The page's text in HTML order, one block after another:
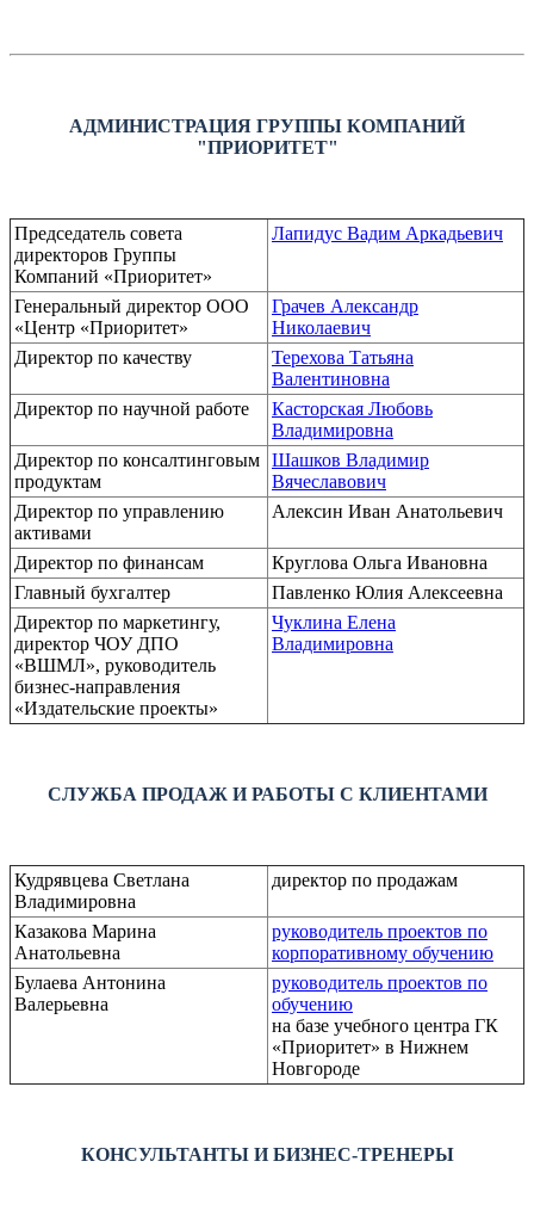
АДМИНИСТРАЦИЯ ГРУППЫ КОМПАНИЙ
"ПРИОРИТЕТ"
Председатель совета
директоров Группы
Компаний «Приоритет»
Лапидус Вадим Аркадьевич
Генеральный директор ООО
«Центр «Приоритет»
Грачев Александр
Николаевич
Директор по качеству
Терехова Татьяна
Валентиновна
Директор по научной работе
Касторская Любовь
Владимировна
Директор по консалтинговым
продуктам
Шашков Владимир
Вячеславович
Директор по управлению
активами
Алексин Иван Анатольевич
Директор по финансам
Круглова Ольга Ивановна
Главный бухгалтер
Павленко Юлия Алексеевна
Директор по маркетингу,
директор ЧОУ ДПО
«ВШМЛ», руководитель
бизнес-направления
«Издательские проекты»
Чуклина Елена
Владимировна
СЛУЖБА ПРОДАЖ И РАБОТЫ С КЛИЕНТАМИ
Кудрявцева Светлана
Владимировна
директор по продажам
Казакова Марина
Анатольевна
руководитель проектов по
корпоративному обучению
Булаева Антонина
Валерьевна
руководитель проектов по
обучению
на базе учебного центра ГК
«Приоритет» в Нижнем
Новгороде
КОНСУЛЬТАНТЫ И БИЗНЕС-ТРЕНЕРЫ